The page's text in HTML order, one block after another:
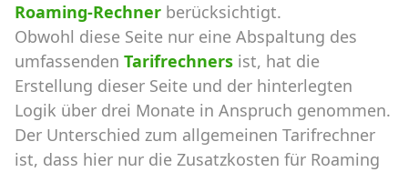
Roaming-Rechner berücksichtigt.
Obwohl diese Seite nur eine Abspaltung des
umfassenden Tarifrechners ist, hat die
Erstellung dieser Seite und der hinterlegten
Logik über drei Monate in Anspruch genommen.
Der Unterschied zum allgemeinen Tarifrechner
ist, dass hier nur die Zusatzkosten für Roaming